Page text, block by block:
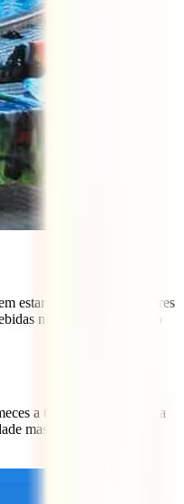
estar prestes a cair, os bares
nestes pubs são muito
a tua visita na Cidadela
mas, sobretudo, terás